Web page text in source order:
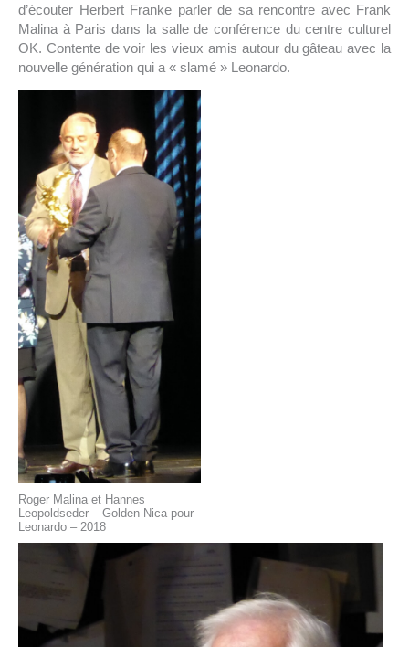
d’écouter Herbert Franke parler de sa rencontre avec Frank
Malina à Paris dans la salle de conférence du centre culturel
OK. Contente de voir les vieux amis autour du gâteau avec la
nouvelle génération qui a « slamé » Leonardo.
Roger Malina et Hannes
Leopoldseder – Golden Nica pour
Leonardo – 2018